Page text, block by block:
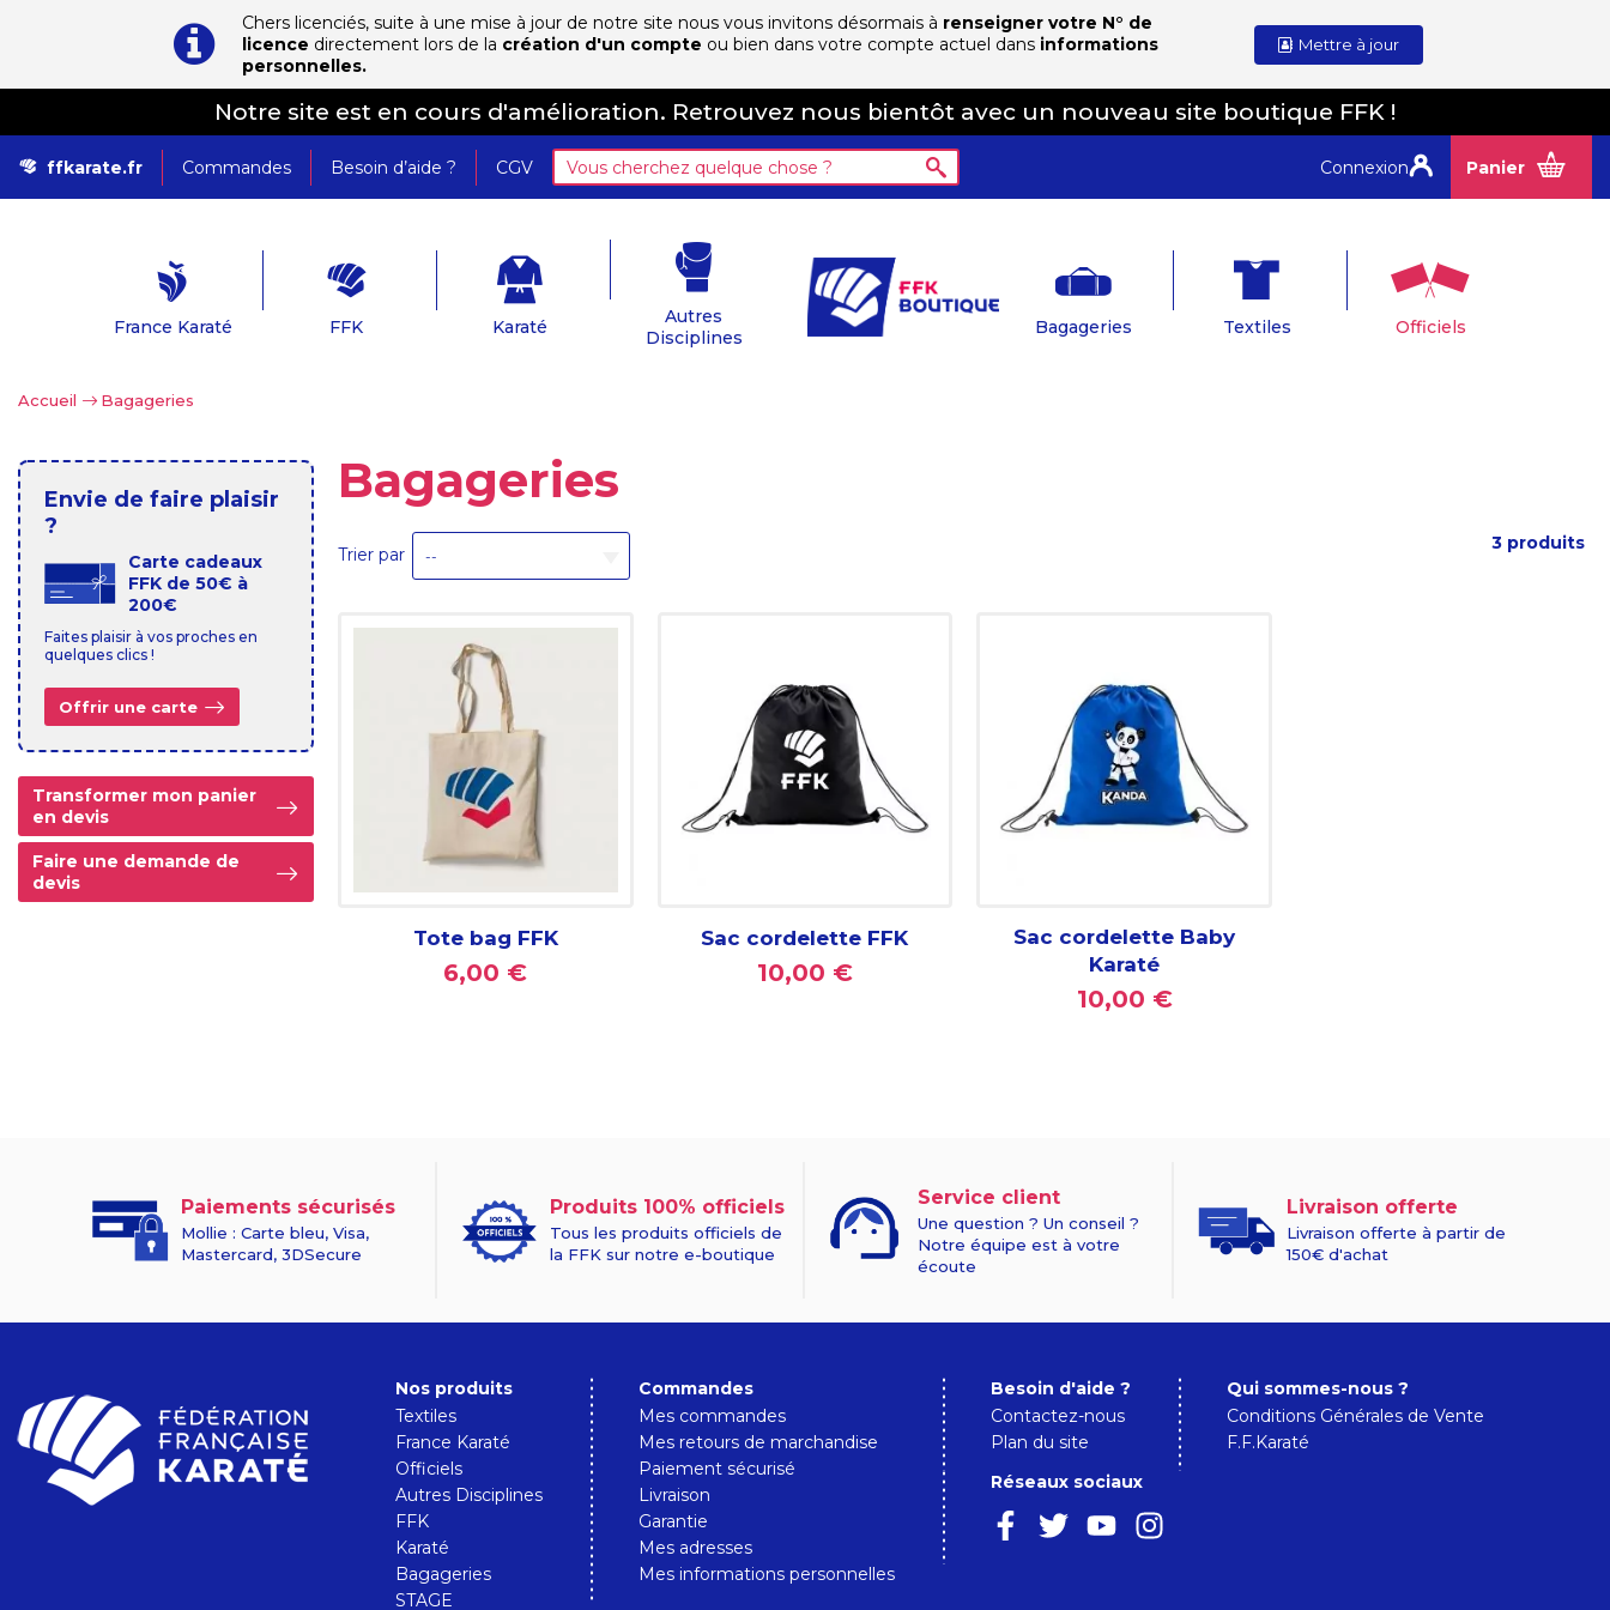
Chers licenciés, suite à une mise à jour de notre site nous vous invitons désormais à renseigner votre N° de
licence directement lors de la création d'un compte ou bien dans votre compte actuel dans informations
personnelles.
Mettre à jour
Notre site est en cours d'amélioration. Retrouvez nous bientôt avec un nouveau site boutique FFK !
ffkarate.fr Commandes Besoin d’aide ? CGV Panier
Connexion
France Karaté FFK Karaté
Autres
Disciplines
Bagageries Textiles Officiels
Accueil > Bagageries
Envie de faire plaisir
?
Carte cadeaux
FFK de 50€ à
200€
Faites plaisir à vos proches en
quelques clics !
Offrir une carte
Transformer mon panier
en devis
Faire une demande de
devis
Bagageries
Trier par --
3 produits
Tote bag FFK
6,00 €
Sac cordelette FFK
10,00 €
Sac cordelette Baby
Karaté
10,00 €
Paiements sécurisés
Mollie : Carte bleu, Visa,
Mastercard, 3DSecure
Produits 100% officiels
Tous les produits officiels de
la FFK sur notre e-boutique
Service client
Une question ? Un conseil ?
Notre équipe est à votre
écoute
Livraison offerte
Livraison offerte à partir de
150€ d'achat
Nos produits
Textiles
France Karaté
Officiels
Autres Disciplines
FFK
Karaté
Bagageries
STAGE
Commandes
Mes commandes
Mes retours de marchandise
Paiement sécurisé
Livraison
Garantie
Mes adresses
Mes informations personnelles
Besoin d'aide ?
Contactez-nous
Plan du site
Qui sommes-nous ?
Conditions Générales de Vente
F.F.Karaté
Réseaux sociaux